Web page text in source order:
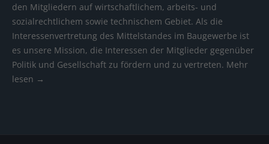
den Mitgliedern auf wirtschaftlichem, arbeits- und
sozialrechtlichem sowie technischem Gebiet. Als die
Interessenvertretung des Mittelstandes im Baugewerbe ist
es unsere Mission, die Interessen der Mitglieder gegenüber
Politik und Gesellschaft zu fördern und zu vertreten. Mehr
lesen →